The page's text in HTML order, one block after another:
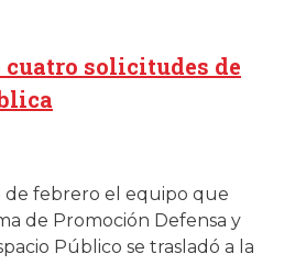
solicitudes de
de febrero el equipo que
de Promoción Defensa y
Público se trasladó a la